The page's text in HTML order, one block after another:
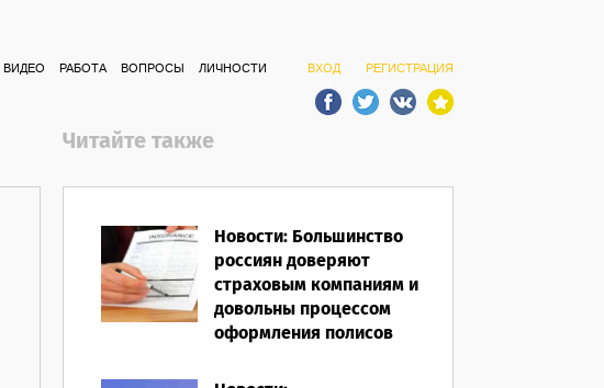
ВХОД РЕГИСТРАЦИЯ
ВИДЕО РАБОТА ВОПРОСЫ ЛИЧНОСТИ
Читайте также
Новости: Большинство
россиян доверяют
страховым компаниям и
довольны процессом
оформления полисов